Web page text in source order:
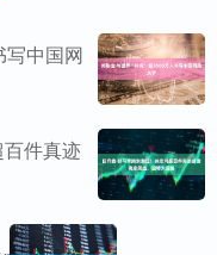
写中国网
件真迹